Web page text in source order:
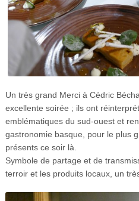
Un très grand Merci à Cédric
excellente soirée ; ils ont
emblématiques du sud-ouest et
gastronomie basque, pour le plus
présents ce soir là.
Symbole de partage et de
terroir et les produits locaux, un